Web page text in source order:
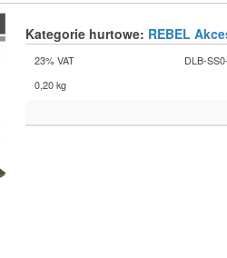
Kategorie hurtowe: REBEL
23% VAT DLB-
0,20 kg